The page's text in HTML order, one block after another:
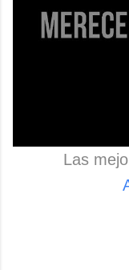
Las